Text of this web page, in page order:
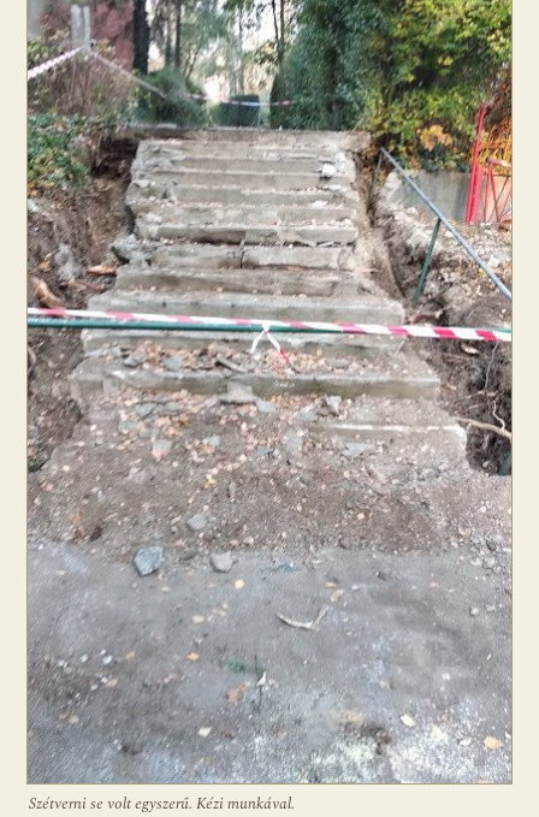
Szétverni se volt egyszerű. Kézi munkával.